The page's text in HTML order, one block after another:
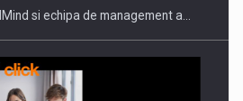
si echipa de management a…